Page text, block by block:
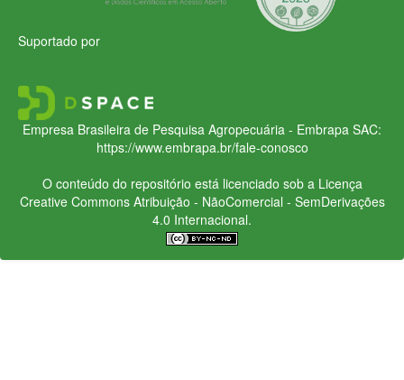
Suportado por
Empresa Brasileira de Pesquisa Agropecuária - Embrapa SAC:
https://www.embrapa.br/fale-conosco
O conteúdo do repositório está licenciado sob a Licença
Creative CommonsAtribuição - NãoComercial - SemDerivações
4.0 Internacional.